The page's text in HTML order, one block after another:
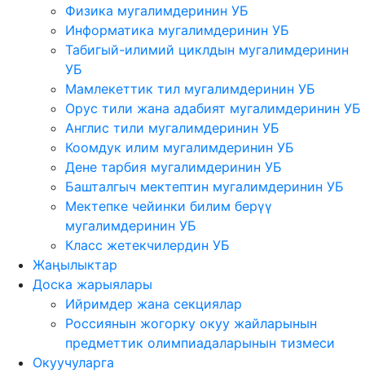
Физика мугалимдеринин УБ
Информатика мугалимдеринин УБ
Табигый-илимий циклдын мугалимдеринин
УБ
Мамлекеттик тил мугалимдеринин УБ
Орус тили жана адабият мугалимдеринин УБ
Англис тили мугалимдеринин УБ
Коомдук илим мугалимдеринин УБ
Дене тарбия мугалимдеринин УБ
Башталгыч мектептин мугалимдеринин УБ
Мектепке чейинки билим берүү
мугалимдеринин УБ
Класс жетекчилердин УБ
Жаңылыктар
Доска жарыялары
Ийримдер жана секциялар
Россиянын жогорку окуу жайларынын
предметтик олимпиадаларынын тизмеси
Окуучуларга